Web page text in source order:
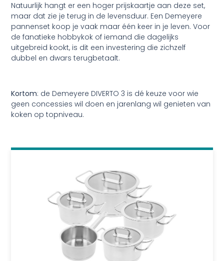
Natuurlijk hangt er een hoger prijskaartje aan deze set,
maar dat zie je terug in de levensduur. Een Demeyere
pannenset koop je vaak maar één keer in je leven. Voor
de fanatieke hobbykok of iemand die dagelijks
uitgebreid kookt, is dit een investering die zichzelf
dubbel en dwars terugbetaalt.
Kortom: de Demeyere DIVERTO 3 is dé keuze voor wie
geen concessies wil doen en jarenlang wil genieten van
koken op topniveau.